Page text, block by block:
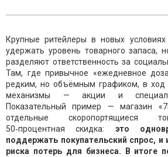
Крупные ритейлеры в новых
удержать уровень товарного запаса,
разделяют ответственность за
Там, где привычное «ежедневное
редким, но объёмным графиком, в ход
механизмы — акции и
Показательный пример — магазин
отдельные скоропортящиеся
50‑процентная скидка: это
поддержать покупательский спрос, и
риска потерь для бизнеса. В итоге